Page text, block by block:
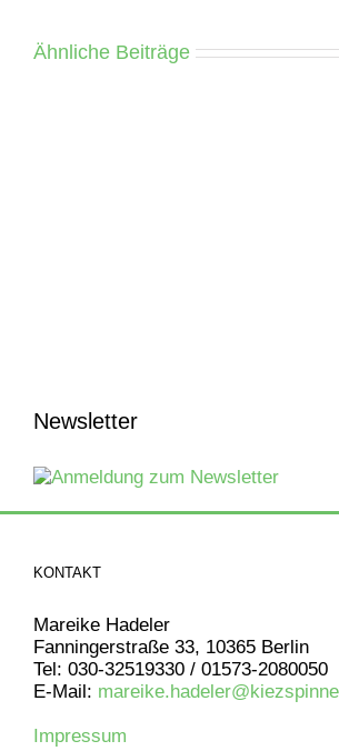
Ähnliche Beiträge
Newsletter
KONTAKT
Mareike Hadeler
Fanningerstraße 33, 10365 Berlin
Tel: 030-32519330 / 01573-2080050
E-Mail:
Impressum